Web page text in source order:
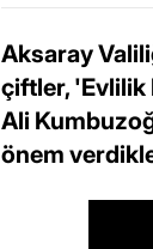
Aksaray
çiftler, 'Evlilik
Ali
önem